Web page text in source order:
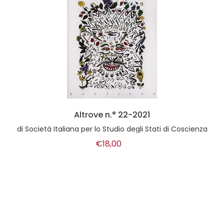
Altrove n.° 22-2021
di Società Italiana per lo Studio degli Stati di Coscienza
€18,00